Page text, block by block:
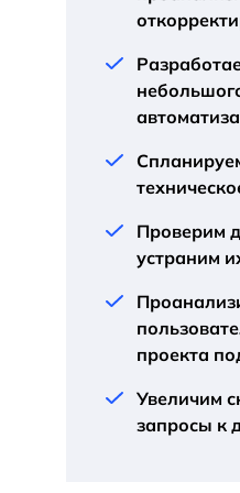
Проверим
устраним
проекта
Увеличим
запросы к